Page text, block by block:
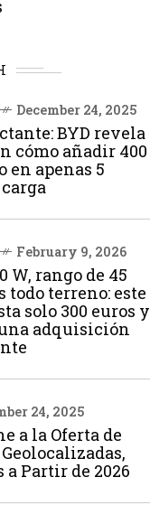
December 24, 2025
BYD revela
cómo añadir 400
en apenas 5
February 9, 2026
W, rango de 45
todo terreno: este
solo 300 euros y
adquisición
24, 2025
a la Oferta de
Partir de 2026